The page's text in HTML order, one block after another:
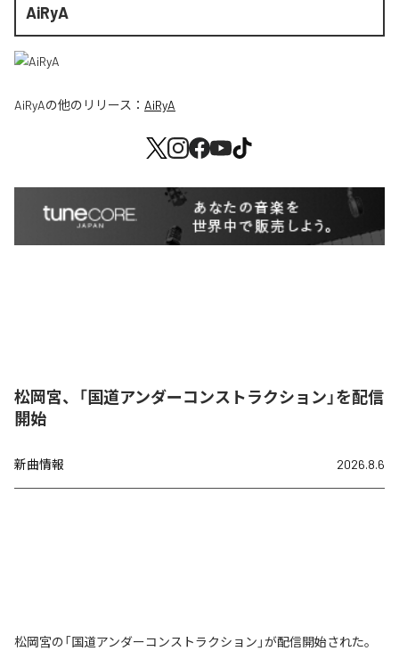
AiRyA
AiRyAの他のリリース： AiRyA
松岡宮、「国道アンダーコンストラクション」を配信
開始
新曲情報 2026.8.6
松岡宮の「国道アンダーコンストラクション」が配信開始された。